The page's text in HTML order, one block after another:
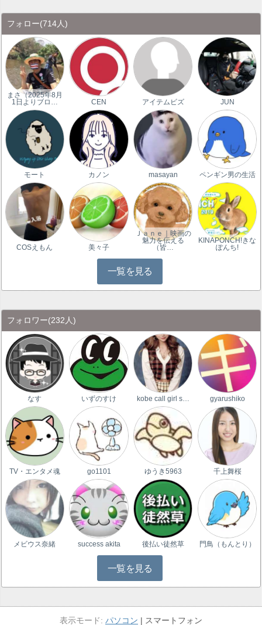
フォロー(714人)
まさ（2025年8月
1日よりブロ…
CEN アイテムビズ JUN
モート カノン masayan ペンギン男の生活
COSえもん 美々子
Ｊａｎｅ｜映画の
魅力を伝える
（皆…
KINAPONCH!きな
ぽんち!
一覧を見る
フォロワー(232人)
なす いずのすけ kobe call girl s… gyarushiko
TV・エンタメ魂 go1101 ゆうき5963 千上舞桜
メビウス奈緒 success akita 後払い徒然草 門鳥（もんとり）
一覧を見る
パソコン スマートフォン